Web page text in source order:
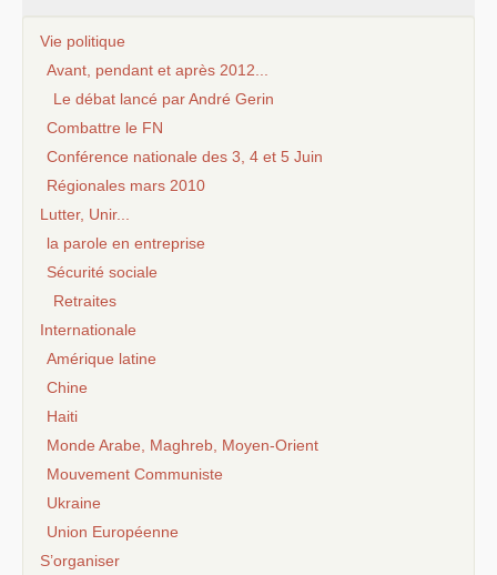
Vie politique
Avant, pendant et après 2012...
Le débat lancé par André Gerin
Combattre le FN
Conférence nationale des 3, 4 et 5 Juin
Régionales mars 2010
Lutter, Unir...
la parole en entreprise
Sécurité sociale
Retraites
Internationale
Amérique latine
Chine
Haiti
Monde Arabe, Maghreb, Moyen-Orient
Mouvement Communiste
Ukraine
Union Européenne
S’organiser